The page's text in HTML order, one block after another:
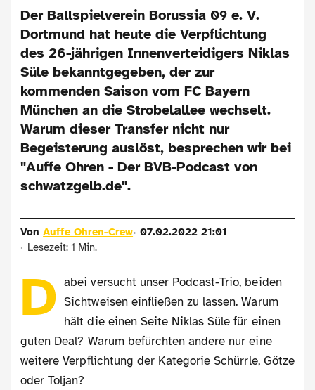
Der Ballspielverein Borussia 09 e. V.
Dortmund hat heute die Verpflichtung
des 26-jährigen Innenverteidigers Niklas
Süle bekanntgegeben, der zur
kommenden Saison vom FC Bayern
München an die Strobelallee wechselt.
Warum dieser Transfer nicht nur
Begeisterung auslöst, besprechen wir bei
"Auffe Ohren - Der BVB-Podcast von
schwatzgelb.de".
VonAuffe Ohren-Crew 07.02.2022 21:01
Lesezeit: 1 Min.
D abei versucht unser Podcast-Trio, beiden
Sichtweisen einfließen zu lassen. Warum
hält die einen Seite Niklas Süle für einen
guten Deal? Warum befürchten andere nur eine
weitere Verpflichtung der Kategorie Schürrle, Götze
oder Toljan?